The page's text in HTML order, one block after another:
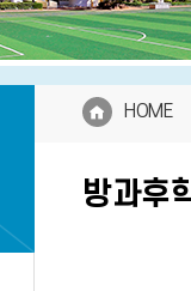
HOME
방과후